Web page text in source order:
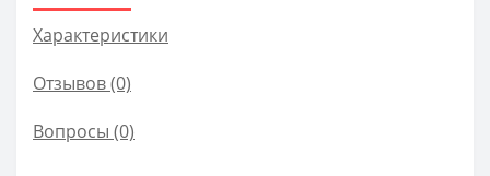
Характеристики
Отзывов (0)
Вопросы (0)